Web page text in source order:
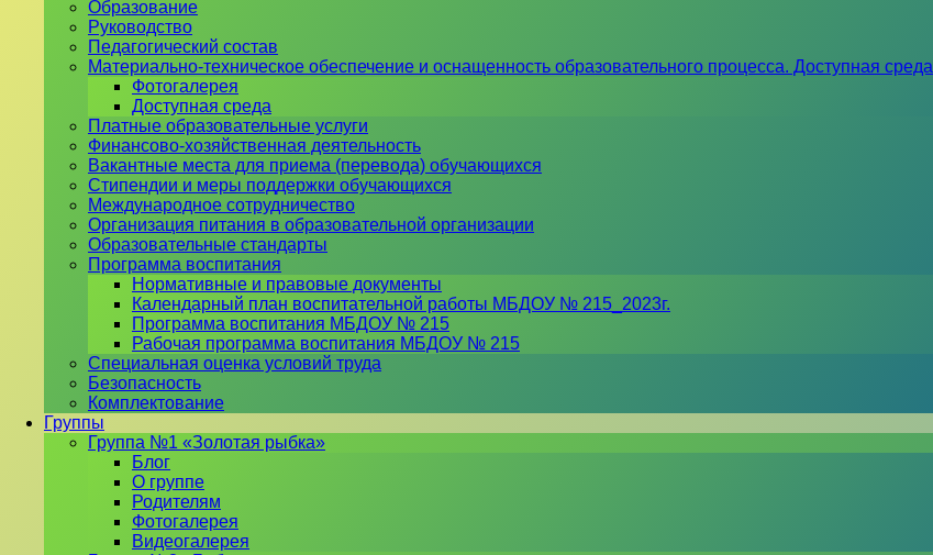
Образование
Руководство
Педагогический состав
Материально-техническое обеспечение и оснащенность образовательного процесса. Доступная среда
Фотогалерея
Доступная среда
Платные образовательные услуги
Финансово-хозяйственная деятельность
Вакантные места для приема (перевода) обучающихся
Стипендии и меры поддержки обучающихся
Международное сотрудничество
Организация питания в образовательной организации
Образовательные стандарты
Программа воспитания
Нормативные и правовые документы
Календарный план воспитательной работы МБДОУ № 215_2023г.
Программа воспитания МБДОУ № 215
Рабочая программа воспитания МБДОУ № 215
Специальная оценка условий труда
Безопасность
Комплектование
Группы
Группа №1 «Золотая рыбка»
Блог
О группе
Родителям
Фотогалерея
Видеогалерея